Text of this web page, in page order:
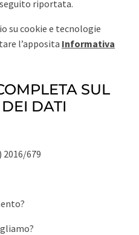
riportata.
su cookie e tecnologie
l’apposita Informativa
SUL
DATI
2016/679